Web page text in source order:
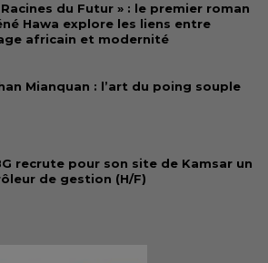
Racines du Futur » : le premier roman
Hawa explore les liens entre
africain et modernité
Mianquan : l’art du poing souple
recrute pour son site de Kamsar un
de gestion (H/F)